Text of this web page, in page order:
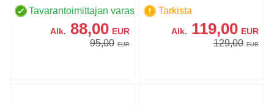
Tavarantoimittajan varastossa
Alk. 88,00 EUR
95,00 EUR
Tarkista
Alk. 119,00 EUR
129,00 EUR